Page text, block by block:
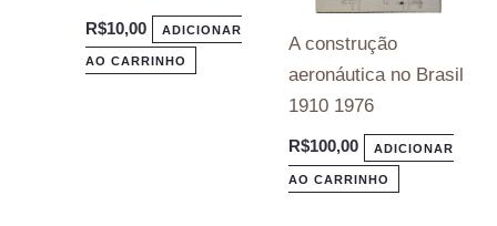
R$10,00 ADICIONAR
AO CARRINHO
A construção
aeronáutica no Brasil
1910 1976
R$100,00 ADICIONAR
AO CARRINHO